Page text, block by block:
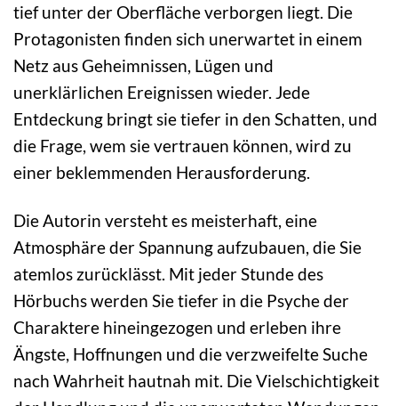
tief unter der Oberfläche verborgen liegt. Die
Protagonisten finden sich unerwartet in einem
Netz aus Geheimnissen, Lügen und
unerklärlichen Ereignissen wieder. Jede
Entdeckung bringt sie tiefer in den Schatten, und
die Frage, wem sie vertrauen können, wird zu
einer beklemmenden Herausforderung.
Die Autorin versteht es meisterhaft, eine
Atmosphäre der Spannung aufzubauen, die Sie
atemlos zurücklässt. Mit jeder Stunde des
Hörbuchs werden Sie tiefer in die Psyche der
Charaktere hineingezogen und erleben ihre
Ängste, Hoffnungen und die verzweifelte Suche
nach Wahrheit hautnah mit. Die Vielschichtigkeit